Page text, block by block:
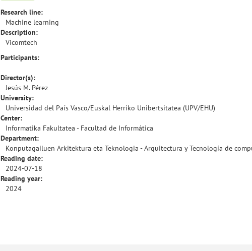
Research line:
Machine learning
Description:
Vicomtech
Participants:
Director(s):
Jesús M. Pérez
University:
Universidad del País Vasco/Euskal Herriko Unibertsitatea (UPV/EHU)
Center:
Informatika Fakultatea - Facultad de Informática
Department:
Konputagailuen Arkitektura eta Teknologia - Arquitectura y Tecnología de
Reading date:
2024-07-18
Reading year:
2024